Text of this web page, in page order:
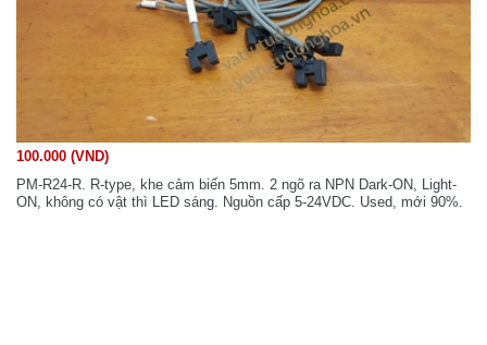
100.000 (VND)
PM-R24-R. R-type, khe cảm biến 5mm. 2 ngõ ra NPN Dark-ON, Light-
ON, không có vật thì LED sáng. Nguồn cấp 5-24VDC. Used, mới 90%.